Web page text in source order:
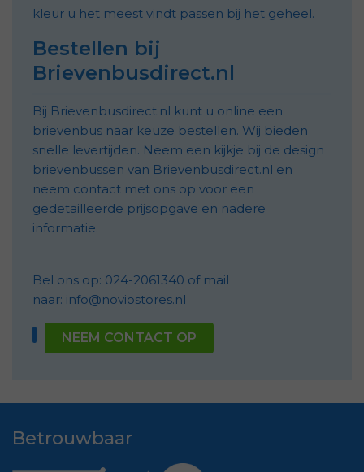
kleur u het meest vindt passen bij het geheel.
Bestellen bij
Brievenbusdirect.nl
Bij Brievenbusdirect.nl kunt u online een
brievenbus naar keuze bestellen. Wij bieden
snelle levertijden. Neem een kijkje bij de design
brievenbussen van Brievenbusdirect.nl en
neem contact met ons op voor een
gedetailleerde prijsopgave en nadere
informatie.
Bel ons op: 024-2061340 of mail
naar: info@noviostores.nl
NEEM CONTACT OP
Betrouwbaar